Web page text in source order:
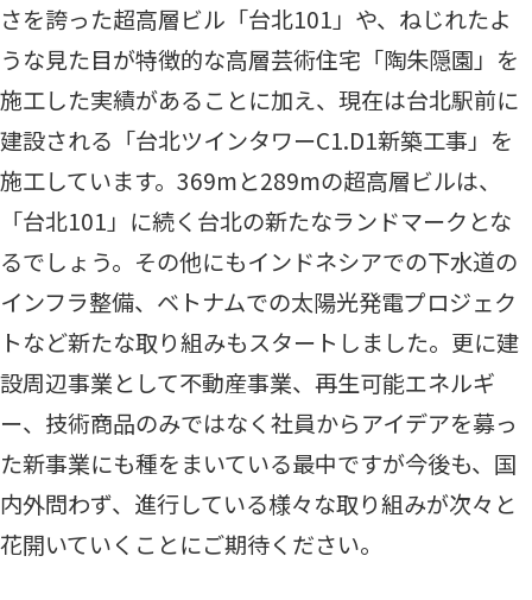
さを誇った超高層ビル「台北101」や、ねじれたよ
うな見た目が特徴的な高層芸術住宅「陶朱隠園」を
施工した実績があることに加え、現在は台北駅前に
建設される「台北ツインタワーC1.D1新築工事」を
施工しています。369mと289mの超高層ビルは、
「台北101」に続く台北の新たなランドマークとな
るでしょう。その他にもインドネシアでの下水道の
インフラ整備、ベトナムでの太陽光発電プロジェク
トなど新たな取り組みもスタートしました。更に建
設周辺事業として不動産事業、再生可能エネルギ
ー、技術商品のみではなく社員からアイデアを募っ
た新事業にも種をまいている最中ですが今後も、国
内外問わず、進行している様々な取り組みが次々と
花開いていくことにご期待ください。